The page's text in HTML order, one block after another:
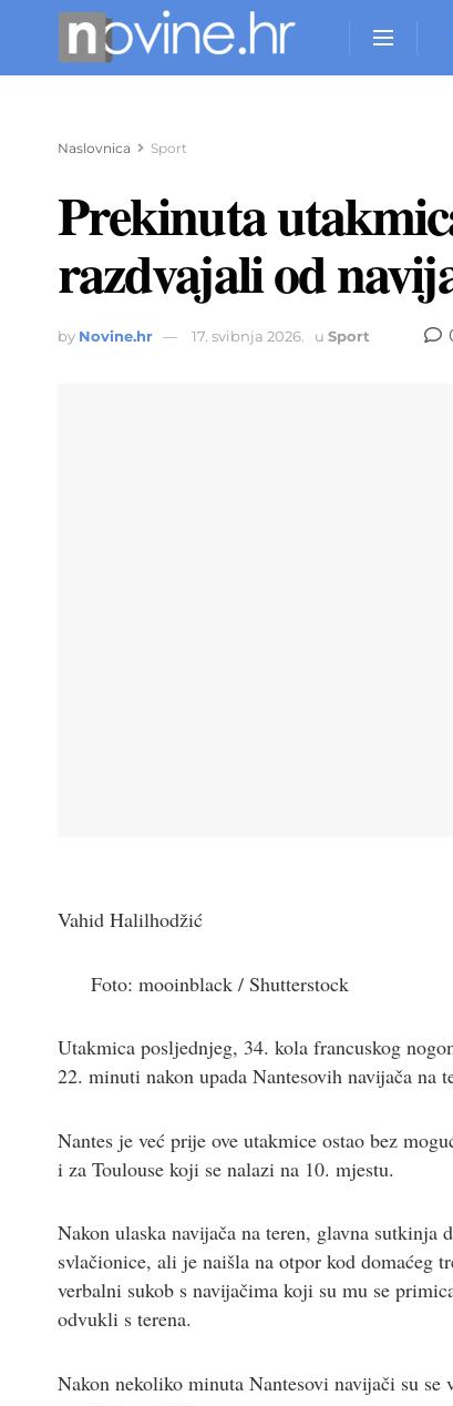
Naslovnica Sport
Prekinuta
razdvajali od
by Novine.hr 17. svibnja 2026. u Sport
Vahid Halilhodžić
Foto: mooinblack / Shutterstock
Utakmica posljednjeg, 34. kola francuskog
22. minuti nakon upada Nantesovih navijača na
Nantes je već prije ove utakmice ostao bez
i za Toulouse koji se nalazi na 10. mjestu.
Nakon ulaska navijača na teren, glavna sutkinja
svlačionice, ali je naišla na otpor kod domaćeg
verbalni sukob s navijačima koji su mu se
odvukli s terena.
Nakon nekoliko minuta Nantesovi navijači su